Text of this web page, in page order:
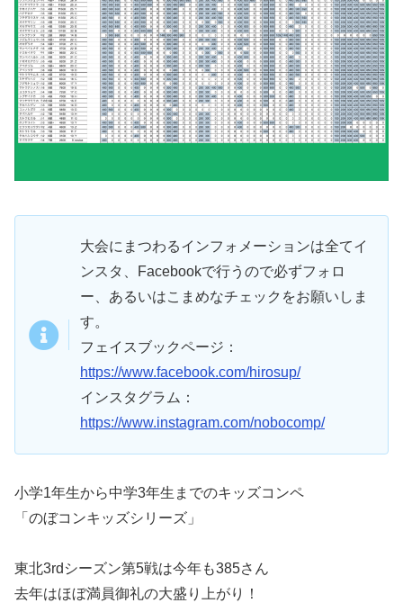
大会にまつわるインフォメーションは全てイ
ンスタ、Facebookで行うので必ずフォロ
ー、あるいはこまめなチェックをお願いしま
す。
フェイスブックページ：
https://www.facebook.com/hirosup/
インスタグラム：
https://www.instagram.com/nobocomp/
小学1年生から中学3年生までのキッズコンペ
「のぼコンキッズシリーズ」
東北3rdシーズン第5戦は今年も385さん
去年はほぼ満員御礼の大盛り上がり！